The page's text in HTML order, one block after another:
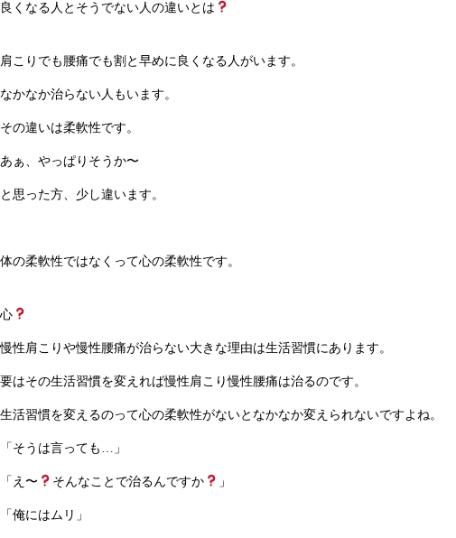
良くなる人とそうでない人の違いとは
肩こりでも腰痛でも割と早めに良くなる人がいます。
なかなか治らない人もいます。
その違いは柔軟性です。
あぁ、やっぱりそうか〜
と思った方、少し違います。
体の柔軟性ではなくって心の柔軟性です。
心
慢性肩こりや慢性腰痛が治らない大きな理由は生活習慣にあります。
要はその生活習慣を変えれば慢性肩こり慢性腰痛は治るのです。
生活習慣を変えるのって心の柔軟性がないとなかなか変えられないですよね。
「そうは言っても…」
「え〜 そんなことで治るんですか 」
「俺にはムリ」